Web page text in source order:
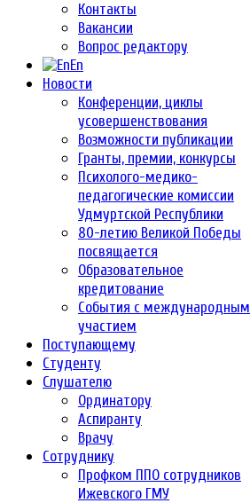
Контакты
Вакансии
Вопрос редактору
En
Новости
Конференции, циклы
усовершенствования
Возможности публикации
Гранты, премии, конкурсы
Психолого-медико-
педагогические комиссии
Удмуртской Республики
80-летию Великой Победы
посвящается
Образовательное
кредитование
События с международным
участием
Поступающему
Студенту
Слушателю
Ординатору
Аспиранту
Врачу
Сотруднику
Профком ППО сотрудников
Ижевского ГМУ